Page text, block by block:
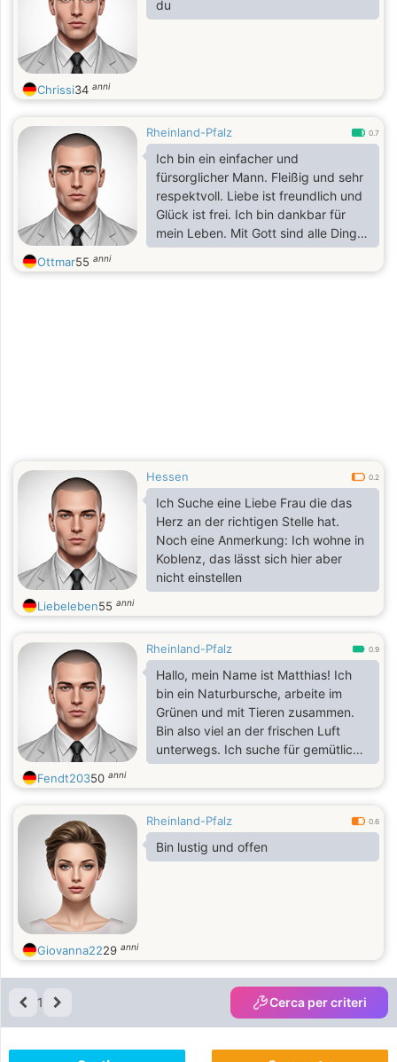
du
Chrissi34 anni
Rheinland-Pfalz 0.7
Ich bin ein einfacher und
fürsorglicher Mann. Fleißig und sehr
respektvoll. Liebe ist freundlich und
Glück ist frei. Ich bin dankbar für
mein Leben. Mit Gott sind alle Dinge
möglich. Ich bin sehr ruhig mit einem
guten Herzen. Lass die Liebe führen.
Ottmar55 anni
Hessen 0.2
Ich Suche eine Liebe Frau die das
Herz an der richtigen Stelle hat.
Noch eine Anmerkung: Ich wohne in
Koblenz, das lässt sich hier aber
nicht einstellen
Liebeleben55 anni
Rheinland-Pfalz 0.9
Hallo, mein Name ist Matthias! Ich
bin ein Naturbursche, arbeite im
Grünen und mit Tieren zusammen.
Bin also viel an der frischen Luft
unterwegs. Ich suche für gemütliche
Abendstunden zuhause weibliche
Gesellschaft, die an einer ernsten,
ist!
Fendt20350 anni
Rheinland-Pfalz 0.6
Bin lustig und offen
Giovanna2229 anni
1 Cerca per criteri